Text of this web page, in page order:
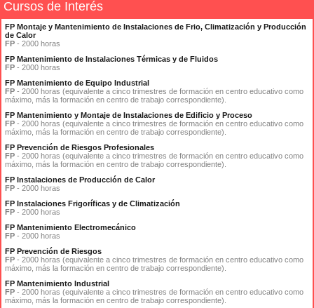
Cursos de Interés
FP Montaje y Mantenimiento de Instalaciones de Frio, Climatización y Producción
de Calor
FP - 2000 horas
FP Mantenimiento de Instalaciones Térmicas y de Fluidos
FP - 2000 horas
FP Mantenimiento de Equipo Industrial
FP - 2000 horas (equivalente a cinco trimestres de formación en centro educativo como
máximo, más la formación en centro de trabajo correspondiente).
FP Mantenimiento y Montaje de Instalaciones de Edificio y Proceso
FP - 2000 horas (equivalente a cinco trimestres de formación en centro educativo como
máximo, más la formación en centro de trabajo correspondiente).
FP Prevención de Riesgos Profesionales
FP - 2000 horas (equivalente a cinco trimestres de formación en centro educativo como
máximo, más la formación en centro de trabajo correspondiente).
FP Instalaciones de Producción de Calor
FP - 2000 horas
FP Instalaciones Frigoríficas y de Climatización
FP - 2000 horas
FP Mantenimiento Electromecánico
FP - 2000 horas
FP Prevención de Riesgos
FP - 2000 horas (equivalente a cinco trimestres de formación en centro educativo como
máximo, más la formación en centro de trabajo correspondiente).
FP Mantenimiento Industrial
FP - 2000 horas (equivalente a cinco trimestres de formación en centro educativo como
máximo, más la formación en centro de trabajo correspondiente).